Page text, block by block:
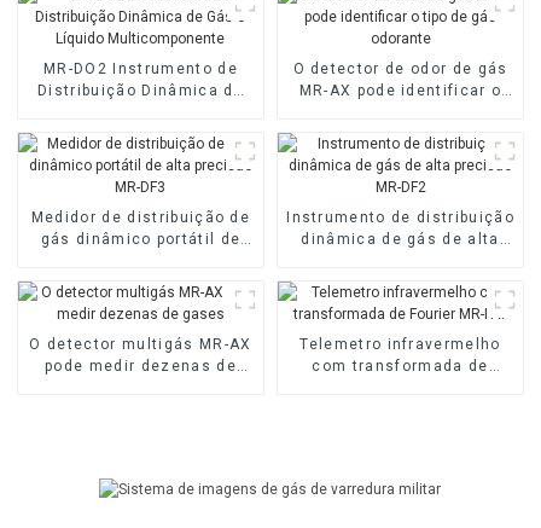
MR-DO2 Instrumento de
Distribuição Dinâmica de
Multicomponente
O detector de odor de gás
MR-AX pode identificar o
Medidor de distribuição de
gás dinâmico portátil de
Instrumento de distribuição
dinâmica de gás de alta
O detector multigás MR-AX
pode medir dezenas de
Telemetro infravermelho
com transformada de